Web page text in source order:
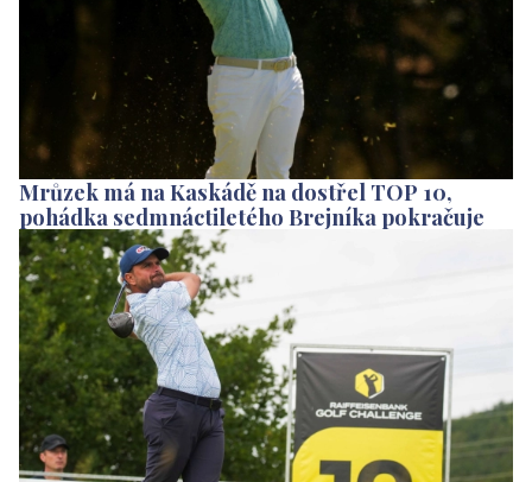
Mrůzek má na Kaskádě na dostřel TOP 10,
pohádka sedmnáctiletého Brejníka pokračuje